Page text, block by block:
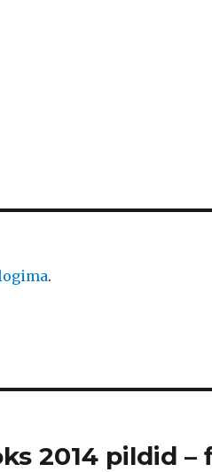
.
2014 pildid –